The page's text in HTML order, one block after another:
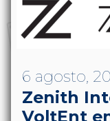
6 agosto,
Zenith
VoltEnt